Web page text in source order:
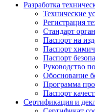
Разработка
Технические
Регистрация
Стандарт
Паспорт на
Паспорт
Паспорт
Руководство
Обоснование
Программа
Паспорт
Сертификация и